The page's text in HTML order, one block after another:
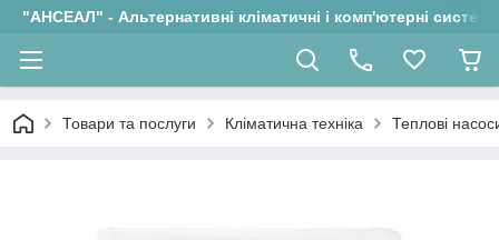
"АНСЕАЛ" - Альтернативні кліматичні і комп'ютерні системи
Товари та послуги Кліматична техніка Теплові